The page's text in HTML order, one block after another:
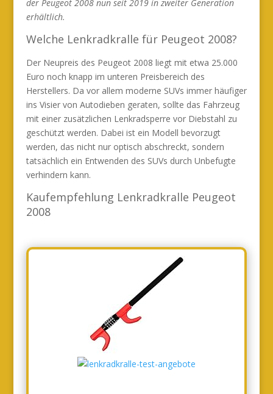
der Peugeot 2008 nun seit 2019 in zweiter Generation
erhältlich.
Welche Lenkradkralle für Peugeot 2008?
Der Neupreis des Peugeot 2008 liegt mit etwa 25.000
Euro noch knapp im unteren Preisbereich des
Herstellers. Da vor allem moderne SUVs immer häufiger
ins Visier von Autodieben geraten, sollte das Fahrzeug
mit einer zusätzlichen Lenkradsperre vor Diebstahl zu
geschützt werden. Dabei ist ein Modell bevorzugt
werden, das nicht nur optisch abschreckt, sondern
tatsächlich ein Entwenden des SUVs durch Unbefugte
verhindern kann.
Kaufempfehlung Lenkradkralle Peugeot
2008